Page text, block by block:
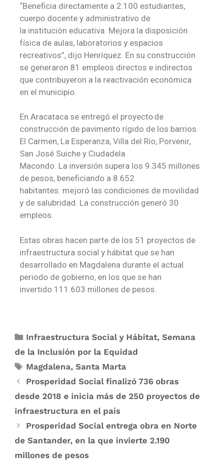
“Beneficia directamente a 2.100 estudiantes,
cuerpo docente y administrativo de
la institución educativa. Mejora la disposición
física de aulas, laboratorios y espacios
recreativos”, dijo Henríquez. En su construcción
se generaron 81 empleos directos e indirectos
que contribuyeron a la reactivación económica
en el municipio.
En Aracataca se entregó el proyecto de
construcción de pavimento rígido de los barrios
El Carmen, La Esperanza, Villa del Río, Porvenir,
San José Suiche y Ciudadela
Macondo. La inversión supera los 9.345 millones
de pesos, beneficiando a 8.652
habitantes: mejoró las condiciones de movilidad
y de salubridad. La construcción generó 30
empleos.
Estas obras hacen parte de los 51 proyectos de
infraestructura social y hábitat que se han
desarrollado en Magdalena durante el actual
periodo de gobierno, en los que se han
invertido 111.603 millones de pesos.
Infraestructura Social y Hábitat,Semana
de la Inclusión por la Equidad
Magdalena,Santa Marta
Prosperidad Social finalizó 736 obras
desde 2018 e inicia más de 250 proyectos de
infraestructura en el país
Prosperidad Social entrega obra en Norte
de Santander, en la que invierte 2.190
millones de pesos